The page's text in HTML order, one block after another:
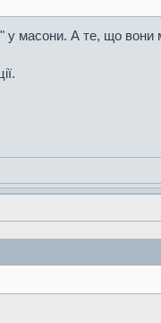
масони. А те, що